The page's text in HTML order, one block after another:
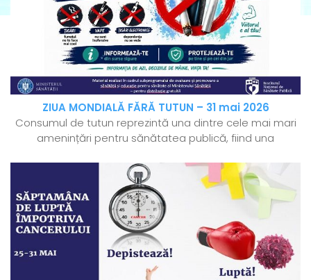
ZIUA MONDIALĂ FĂRĂ TUTUN – 31 mai 2026
Consumul de tutun reprezintă una dintre cele mai mari
amenințări pentru sănătatea publică, fiind una